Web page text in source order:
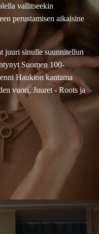
vallitseekin
perustamisen aikaisine
juuri sinulle suunnitellun
Suomen 100-
Haukion kantama
vuori, Juuret - Roots ja